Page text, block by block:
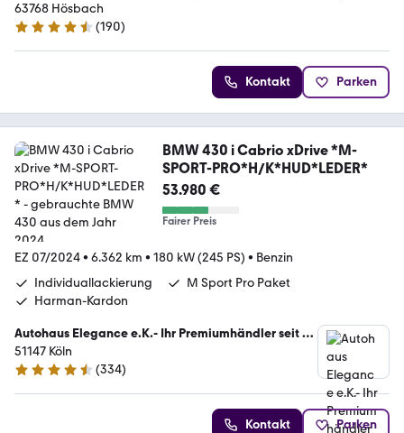
63768 Hösbach
4.7 Sterne
(190)
Kontakt Parken
BMW 430 i Cabrio xDrive *M-
SPORT-PRO*H/K*HUD*LEDER*
53.980 €
Fairer Preis
EZ 07/2024• 6.362 km • 180 kW (245 PS) • Benzin
Individuallackierung
M Sport Pro Paket
Harman-Kardon
Autohaus Elegance e.K.- Ihr Premiumhändler seit 30
Jahren
51147 Köln
4.7 Sterne
(334)
Kontakt Parken